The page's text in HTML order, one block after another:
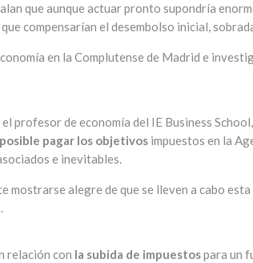
que aunque actuar pronto supondría
que compensarían el desembolso inicial,
en la Complutense de Madrid e
profesor de economía del IE Business
pagar los objetivos impuestos en la
e inevitables.
mostrarse alegre de que se lleven a cabo esta
relación con la subida de impuestospara un